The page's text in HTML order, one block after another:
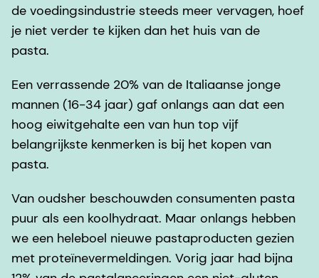
de voedingsindustrie steeds meer vervagen, hoef
je niet verder te kijken dan het huis van de
pasta.
Een verrassende 20% van de Italiaanse jonge
mannen (16-34 jaar) gaf onlangs aan dat een
hoog eiwitgehalte een van hun top vijf
belangrijkste kenmerken is bij het kopen van
pasta.
Van oudsher beschouwden consumenten pasta
puur als een koolhydraat. Maar onlangs hebben
we een heleboel nieuwe pastaproducten gezien
met proteïnevermeldingen. Vorig jaar had bijna